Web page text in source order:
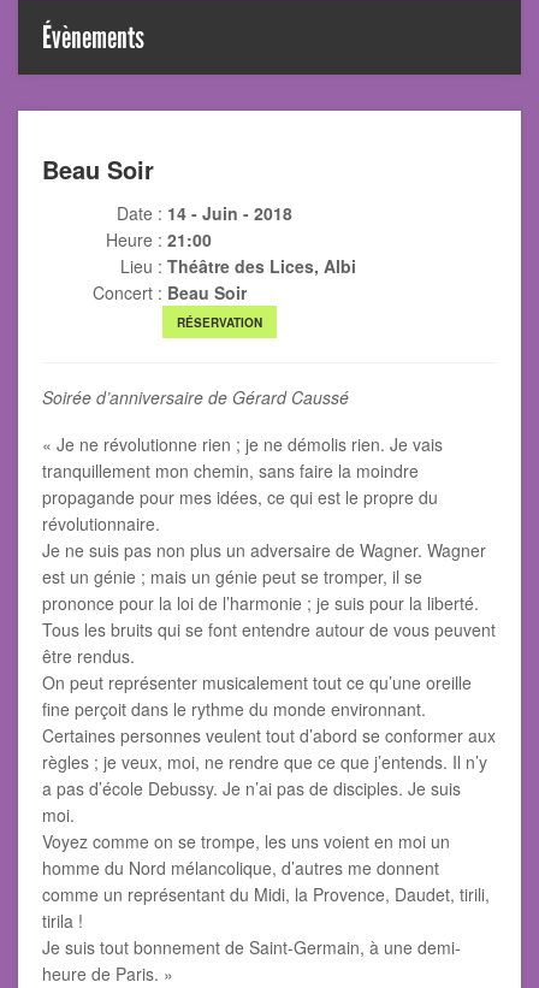
Évènements
Beau Soir
Date : 14 - Juin - 2018
Heure : 21:00
Lieu : Théâtre des Lices, Albi
Concert : Beau Soir
RÉSERVATION
Soirée d’anniversaire de Gérard Caussé
« Je ne révolutionne rien ; je ne démolis rien. Je vais
tranquillement mon chemin, sans faire la moindre
propagande pour mes idées, ce qui est le propre du
révolutionnaire.
Je ne suis pas non plus un adversaire de Wagner. Wagner
est un génie ; mais un génie peut se tromper, il se
prononce pour la loi de l’harmonie ; je suis pour la liberté.
Tous les bruits qui se font entendre autour de vous peuvent
être rendus.
On peut représenter musicalement tout ce qu’une oreille
fine perçoit dans le rythme du monde environnant.
Certaines personnes veulent tout d’abord se conformer aux
règles ; je veux, moi, ne rendre que ce que j’entends. Il n’y
a pas d’école Debussy. Je n’ai pas de disciples. Je suis
moi.
Voyez comme on se trompe, les uns voient en moi un
homme du Nord mélancolique, d’autres me donnent
comme un représentant du Midi, la Provence, Daudet, tirili,
tirila !
Je suis tout bonnement de Saint-Germain, à une demi-
heure de Paris. »